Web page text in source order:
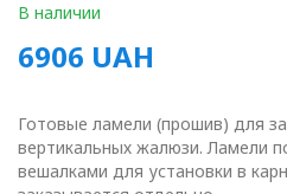
В наличии
6906 UAH
Готовые ламели (прошив) для
вертикальных жалюзи. Ламели
вешалками для установки в